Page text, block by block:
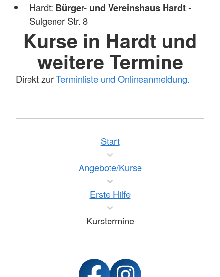
Hardt: Bürger- und Vereinshaus Hardt-
Sulgener Str. 8
Kurse in Hardt und
weitere Termine
Direkt zurTerminliste und Onlineanmeldung.
Start
Angebote/Kurse
Erste Hilfe
Kurstermine